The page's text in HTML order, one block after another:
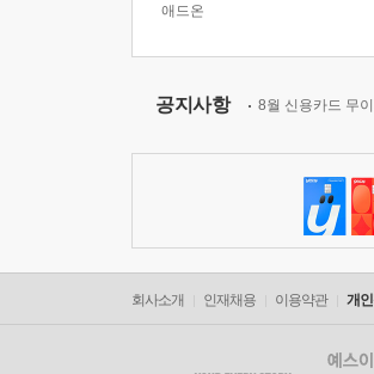
애드온
공지사항 8월 신용카드 무
회사소개 인재채용 이용약관 개